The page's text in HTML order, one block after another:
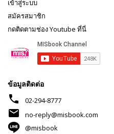
เข้าสู่ระบบ
สมัครสมาชิก
กดติดตามช่อง Youtube ที่นี่
ข้อมูลติดต่อ
phone 02-294-8777
mail
no-reply@misbook.com
@misbook